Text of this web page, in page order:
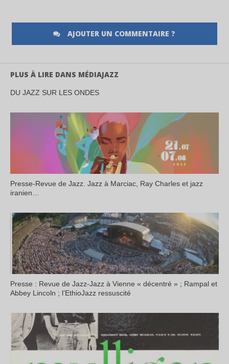
AJOUTER UN COMMENTAIRE ?
PLUS À LIRE DANS MÉDIAJAZZ
DU JAZZ SUR LES ONDES
Presse-Revue de Jazz. Jazz à Marciac, Ray Charles et jazz
iranien…
Presse : Revue de Jazz-Jazz à Vienne « décentré » ; Rampal et
Abbey Lincoln ; l’EthioJazz ressuscité